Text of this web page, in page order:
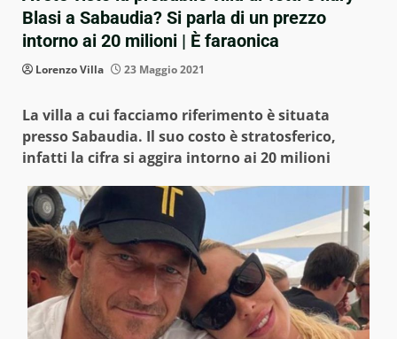
Blasi a Sabaudia? Si parla di un prezzo
intorno ai 20 milioni | È faraonica
Lorenzo Villa 23 Maggio 2021
La villa a cui facciamo riferimento è situata
presso Sabaudia. Il suo costo è stratosferico,
infatti la cifra si aggira intorno ai 20 milioni